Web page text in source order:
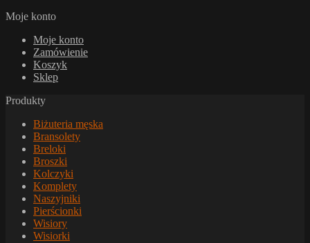
Moje konto
Moje konto
Zamówienie
Koszyk
Sklep
Produkty
Biżuteria męska
Bransolety
Breloki
Broszki
Kolczyki
Komplety
Naszyjniki
Pierścionki
Wisiory
Wisiorki